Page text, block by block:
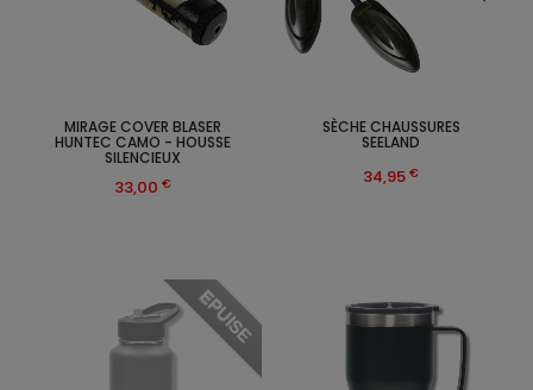
SÈCHE CHAUSSURES
SEELAND
34,95 €
EPUISE
MIRAGE COVER BLASER
HUNTEC CAMO - HOUSSE
SILENCIEUX
33,00 €